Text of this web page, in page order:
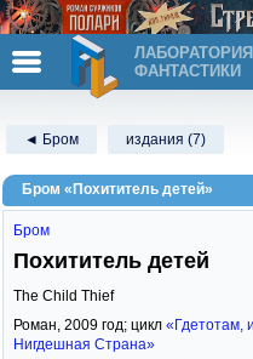
ЛАБОРАТОРИЯ
ФАНТАСТИКИ
◄ Бром издания (7)
Бром «Похититель детей»
Бром
Похититель детей
The Child Thief
Роман, 2009 год; цикл «Гдетотам,
Нигдешная Страна»